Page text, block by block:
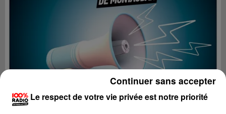
Le respect de votre vie privée est notre priorité
Continuer sans accepter